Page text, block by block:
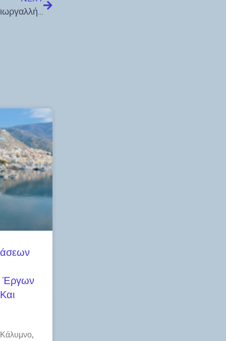
Ο πρόεδρος της κοινότητας Ασφενδιού Μιχάλης Γιωργαλλής ζητά την αποσυμφόρηση της Κω, την απομάκρυνση των ΜΚΟ και εκφράζει την συμπαράσταση του στον πρόεδρο της κοινότητας Πυλίου , Θοδωρή Πάχο
Έργων